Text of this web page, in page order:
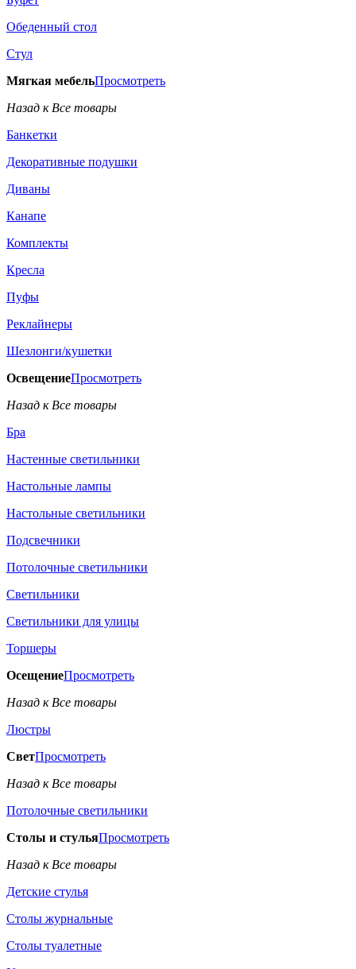
Обеденный стол
Стул
Мягкая мебельПросмотреть
Назад к Все товары
Банкетки
Декоративные подушки
Диваны
Канапе
Комплекты
Кресла
Пуфы
Реклайнеры
Шезлонги/кушетки
ОсвещениеПросмотреть
Назад к Все товары
Бра
Настенные светильники
Настольные лампы
Настольные светильники
Подсвечники
Потолочные светильники
Светильники
Светильники для улицы
Торшеры
ОсещениеПросмотреть
Назад к Все товары
Люстры
СветПросмотреть
Назад к Все товары
Потолочные светильники
Столы и стульяПросмотреть
Назад к Все товары
Детские стулья
Столы журнальные
Столы туалетные